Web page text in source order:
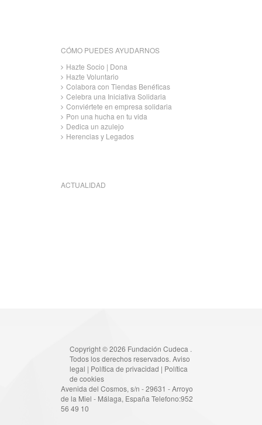
CÓMO PUEDES AYUDARNOS
Hazte Socio | Dona
Hazte Voluntario
Colabora con Tiendas Benéficas
Celebra una Iniciativa Solidaria
Conviértete en empresa solidaria
Pon una hucha en tu vida
Dedica un azulejo
Herencias y Legados
ACTUALIDAD
Copyright © 2026 Fundación Cudeca .
Todos los derechos reservados. Aviso
legal | Política de privacidad | Política
de cookies
Avenida del Cosmos, s/n - 29631 - Arroyo
de la Miel - Málaga, España Telefono:952
56 49 10